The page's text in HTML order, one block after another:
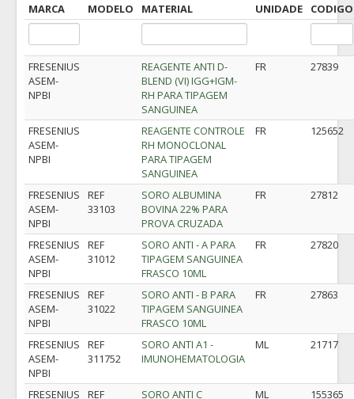
MARCA MODELO MATERIAL UNIDADE CODIGO
FRESENIUS
ASEM-
NPBI
REAGENTE ANTI D-
BLEND (VI) IGG+IGM-
RH PARA TIPAGEM
SANGUINEA
FR 27839
FRESENIUS
ASEM-
NPBI
REAGENTE CONTROLE
RH MONOCLONAL
PARA TIPAGEM
SANGUINEA
FR 125652
FRESENIUS
ASEM-
NPBI
REF
33103
SORO ALBUMINA
BOVINA 22% PARA
PROVA CRUZADA
FR 27812
FRESENIUS
ASEM-
NPBI
REF
31012
SORO ANTI - A PARA
TIPAGEM SANGUINEA
FRASCO 10ML
FR 27820
FRESENIUS
ASEM-
NPBI
REF
31022
SORO ANTI - B PARA
TIPAGEM SANGUINEA
FRASCO 10ML
FR 27863
FRESENIUS
ASEM-
NPBI
REF
311752
SORO ANTI A1 -
IMUNOHEMATOLOGIA
ML 21717
FRESENIUS REF SORO ANTI C ML 155365